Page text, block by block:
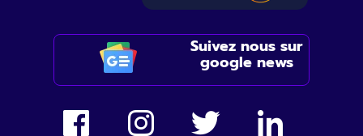
Suivez nous sur
google news